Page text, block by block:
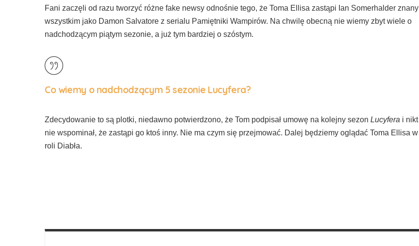
Fani zaczęli od razu tworzyć różne fake newsy odnośnie tego, że Toma Ellisa zastąpi Ian Somerhalder znany
wszystkim jako Damon Salvatore z serialu Pamiętniki Wampirów. Na chwilę obecną nie wiemy zbyt wiele o
nadchodzącym piątym sezonie, a już tym bardziej o szóstym.
Co wiemy o nadchodzącym 5 sezonie Lucyfera?
Zdecydowanie to są plotki, niedawno potwierdzono, że Tom podpisał umowę na kolejny sezon Lucyfera i nikt
nie wspominał, że zastąpi go ktoś inny. Nie ma czym się przejmować. Dalej będziemy oglądać Toma Ellisa w
roli Diabła.